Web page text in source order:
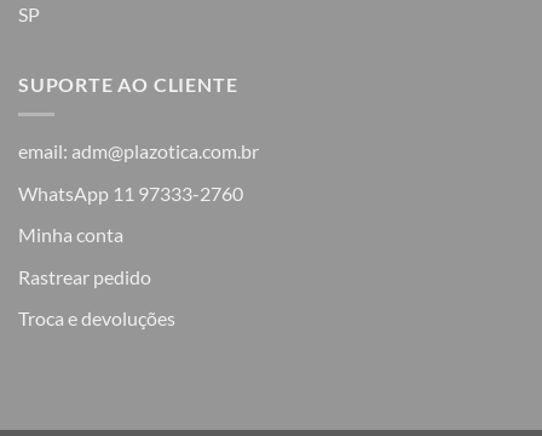
SP
SUPORTE AO CLIENTE
email: adm@plazotica.com.br
WhatsApp 11 97333-2760
Minha conta
Rastrear pedido
Troca e devoluções